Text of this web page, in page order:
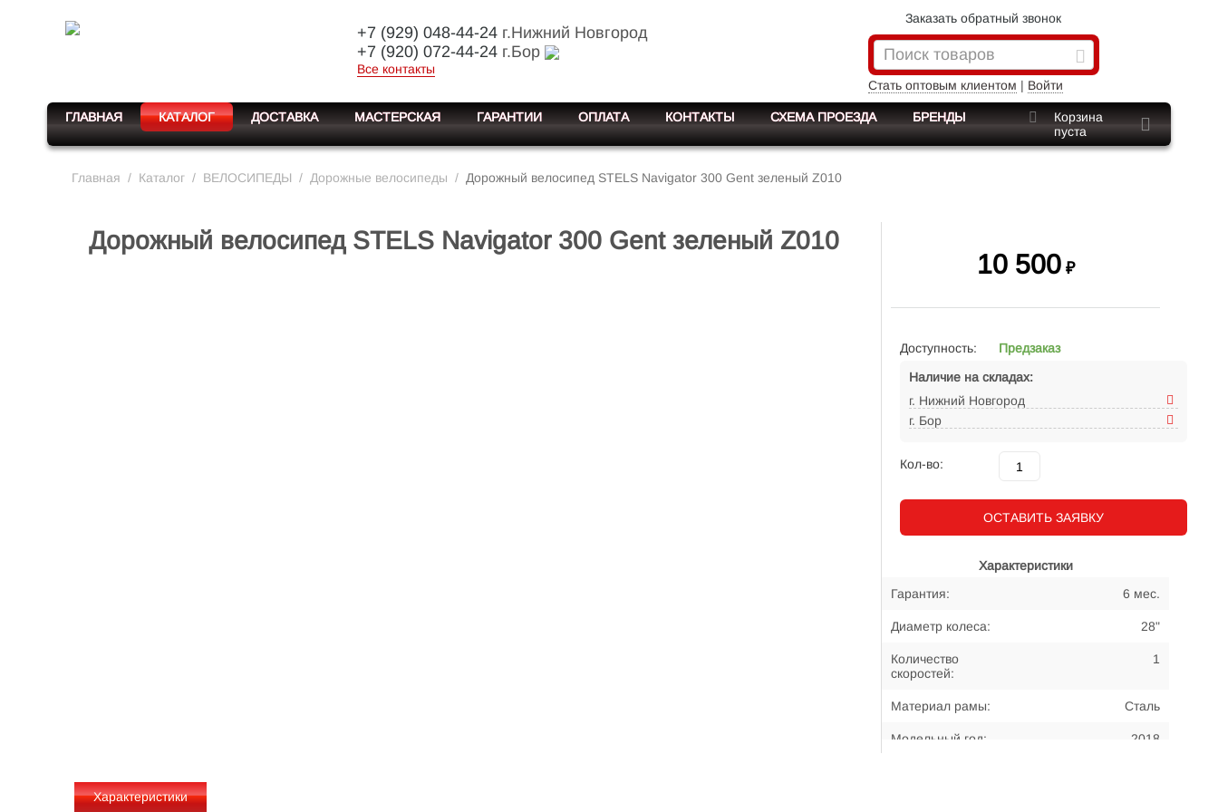
+7 (929) 048-44-24г.Нижний Новгород
+7 (920) 072-44-24г.Бор
Все контакты
Заказать обратный звонок
Стать оптовым клиентом | Войти
ГЛАВНАЯ КАТАЛОГ ДОСТАВКА МАСТЕРСКАЯ ГАРАНТИИ ОПЛАТА КОНТАКТЫ СХЕМА ПРОЕЗДА БРЕНДЫ
Корзина
пуста
Главная / Каталог / ВЕЛОСИПЕДЫ / Дорожные велосипеды / Дорожный велосипед STELS Navigator 300 Gent зеленый Z010
Дорожный велосипед STELS Navigator 300 Gent зеленый Z010
10 500 ₽
Доступность:
Предзаказ
Наличие на складах:
г. Нижний Новгород
г. Бор
Кол-во:
ОСТАВИТЬ ЗАЯВКУ
Характеристики
Гарантия:
6 мес.
Диаметр колеса: 28"
Количество
скоростей:
1
Материал рамы: Сталь
Модельный год: 2018
Характеристики